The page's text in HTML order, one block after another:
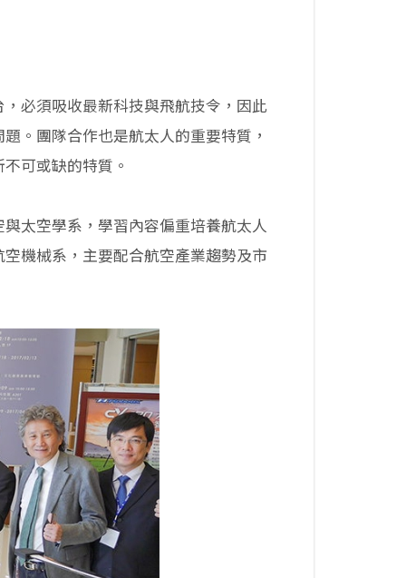
必須吸收最新科技與飛航技令，因此
。團隊合作也是航太人的重要特質，
可或缺的特質。
太空學系，學習內容偏重培養航太人
機械系，主要配合航空產業趨勢及市